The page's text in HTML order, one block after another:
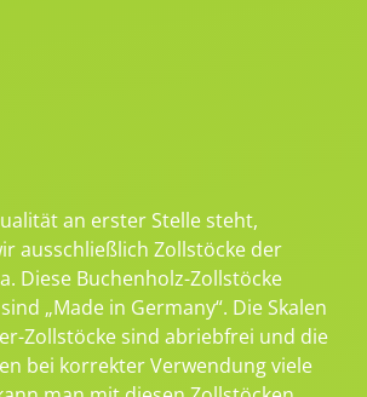
an erster Stelle steht,
ausschließlich Zollstöcke der
Diese Buchenholz-Zollstöcke
„Made in Germany“. Die Skalen
Zollstöcke sind abriebfrei und die
bei korrekter Verwendung viele